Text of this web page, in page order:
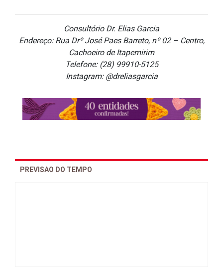
Consultório Dr. Elias Garcia
Endereço: Rua Drº José Paes Barreto, nº 02 – Centro,
Cachoeiro de Itapemirim
Telefone: (28) 99910-5125
Instagram: @dreliasgarcia
PREVISAO DO TEMPO